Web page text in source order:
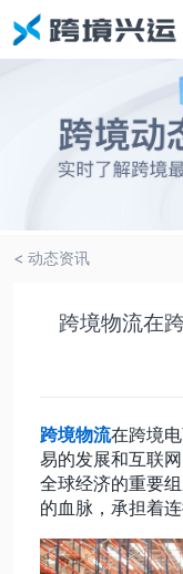
分仓宝
物流商城
轨迹查询
价格咨询
动态资讯
< 动态资讯
跨境物流在
跨境物流在跨境
易的发展和互联
全球经济的重要
的血脉，承担着